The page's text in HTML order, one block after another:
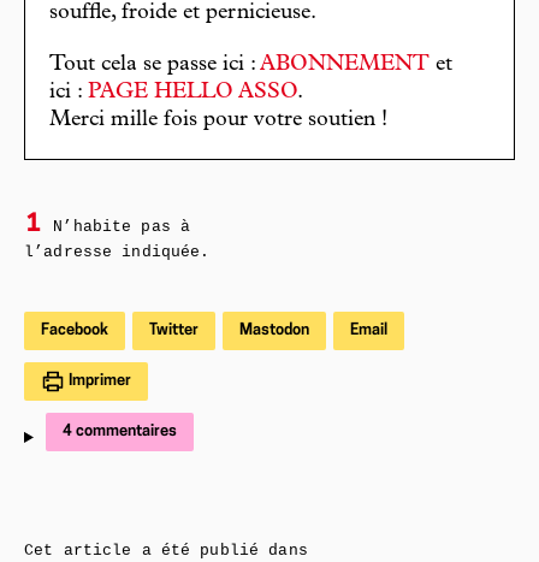
souffle, froide et pernicieuse.
Tout cela se passe ici : ABONNEMENT et
ici : PAGE HELLO ASSO.
Merci mille fois pour votre soutien !
1
N’habite pas à
l’adresse indiquée.
Facebook Twitter Mastodon Email
Imprimer
4 commentaires
Cet article a été publié dans